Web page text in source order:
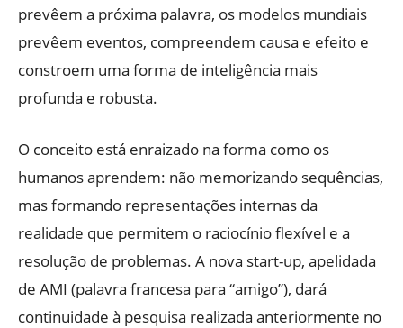
prevêem a próxima palavra, os modelos mundiais
prevêem eventos, compreendem causa e efeito e
constroem uma forma de inteligência mais
profunda e robusta.
O conceito está enraizado na forma como os
humanos aprendem: não memorizando sequências,
mas formando representações internas da
realidade que permitem o raciocínio flexível e a
resolução de problemas. A nova start-up, apelidada
de AMI (palavra francesa para “amigo”), dará
continuidade à pesquisa realizada anteriormente no